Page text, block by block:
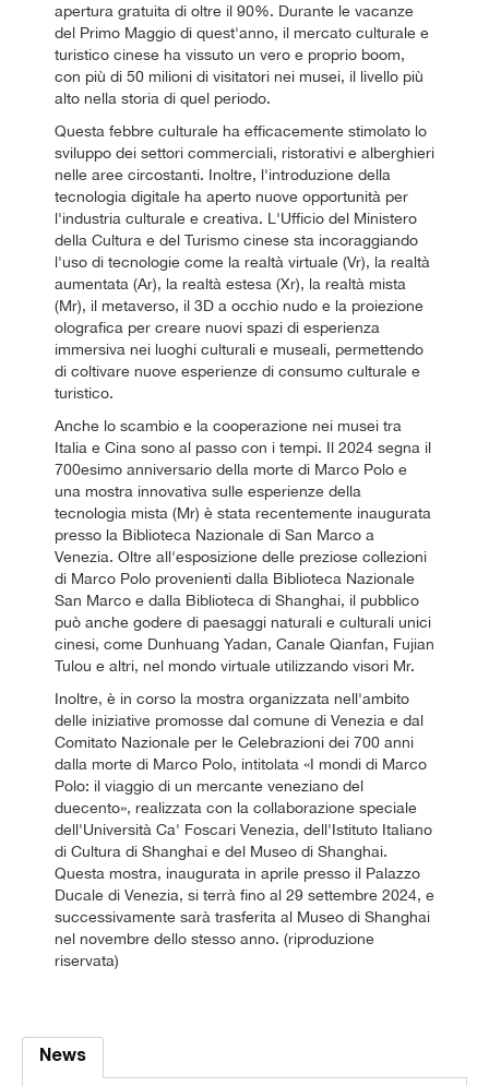
apertura gratuita di oltre il 90%. Durante le vacanze
del Primo Maggio di quest'anno, il mercato culturale e
turistico cinese ha vissuto un vero e proprio boom,
con più di 50 milioni di visitatori nei musei, il livello più
alto nella storia di quel periodo.
Questa febbre culturale ha efficacemente stimolato lo
sviluppo dei settori commerciali, ristorativi e alberghieri
nelle aree circostanti. Inoltre, l'introduzione della
tecnologia digitale ha aperto nuove opportunità per
l'industria culturale e creativa. L'Ufficio del Ministero
della Cultura e del Turismo cinese sta incoraggiando
l'uso di tecnologie come la realtà virtuale (Vr), la realtà
aumentata (Ar), la realtà estesa (Xr), la realtà mista
(Mr), il metaverso, il 3D a occhio nudo e la proiezione
olografica per creare nuovi spazi di esperienza
immersiva nei luoghi culturali e museali, permettendo
di coltivare nuove esperienze di consumo culturale e
turistico.
Anche lo scambio e la cooperazione nei musei tra
Italia e Cina sono al passo con i tempi. Il 2024 segna il
700esimo anniversario della morte di Marco Polo e
una mostra innovativa sulle esperienze della
tecnologia mista (Mr) è stata recentemente inaugurata
presso la Biblioteca Nazionale di San Marco a
Venezia. Oltre all'esposizione delle preziose collezioni
di Marco Polo provenienti dalla Biblioteca Nazionale
San Marco e dalla Biblioteca di Shanghai, il pubblico
può anche godere di paesaggi naturali e culturali unici
cinesi, come Dunhuang Yadan, Canale Qianfan, Fujian
Tulou e altri, nel mondo virtuale utilizzando visori Mr.
Inoltre, è in corso la mostra organizzata nell'ambito
delle iniziative promosse dal comune di Venezia e dal
Comitato Nazionale per le Celebrazioni dei 700 anni
dalla morte di Marco Polo, intitolata «I mondi di Marco
Polo: il viaggio di un mercante veneziano del
duecento», realizzata con la collaborazione speciale
dell'Università Ca' Foscari Venezia, dell'Istituto Italiano
di Cultura di Shanghai e del Museo di Shanghai.
Questa mostra, inaugurata in aprile presso il Palazzo
Ducale di Venezia, si terrà fino al 29 settembre 2024, e
successivamente sarà trasferita al Museo di Shanghai
nel novembre dello stesso anno. (riproduzione
riservata)
News